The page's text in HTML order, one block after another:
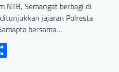
NTB, Semangat berbagi di
jajaran Polresta
bersama…